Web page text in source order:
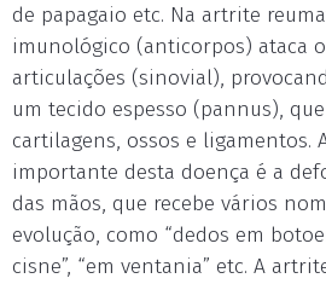
de papagaio etc. Na artrite
imunológico (anticorpos) ataca
articulações (sinovial),
um tecido espesso (pannus),
cartilagens, ossos e ligamentos.
importante desta doença é a
das mãos, que recebe vários
evolução, como “dedos em
cisne”, “em ventania” etc. A